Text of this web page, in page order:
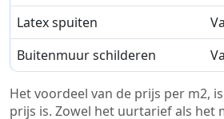
Latex spuiten
Buitenmuur schilderen
Het voordeel van de prijs per m2,
prijs is. Zowel het uurtarief als het